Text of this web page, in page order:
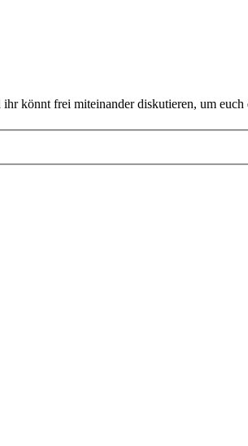
könnt frei miteinander diskutieren, um